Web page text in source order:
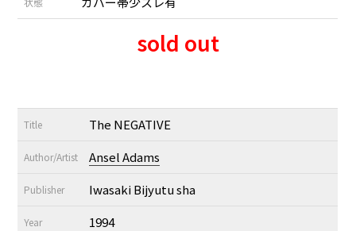
sold out
Title The NEGATIVE
Author/Artist Ansel Adams
Publisher Iwasaki Bijyutu sha
Year 1994